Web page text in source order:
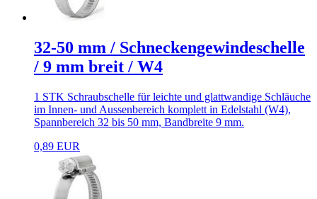
32-50 mm / Schneckengewindeschelle
/ 9 mm breit / W4
1 STK Schraubschelle für leichte und glattwandige Schläuche
im Innen- und Aussenbereich komplett in Edelstahl (W4),
Spannbereich 32 bis 50 mm, Bandbreite 9 mm.
0,89 EUR